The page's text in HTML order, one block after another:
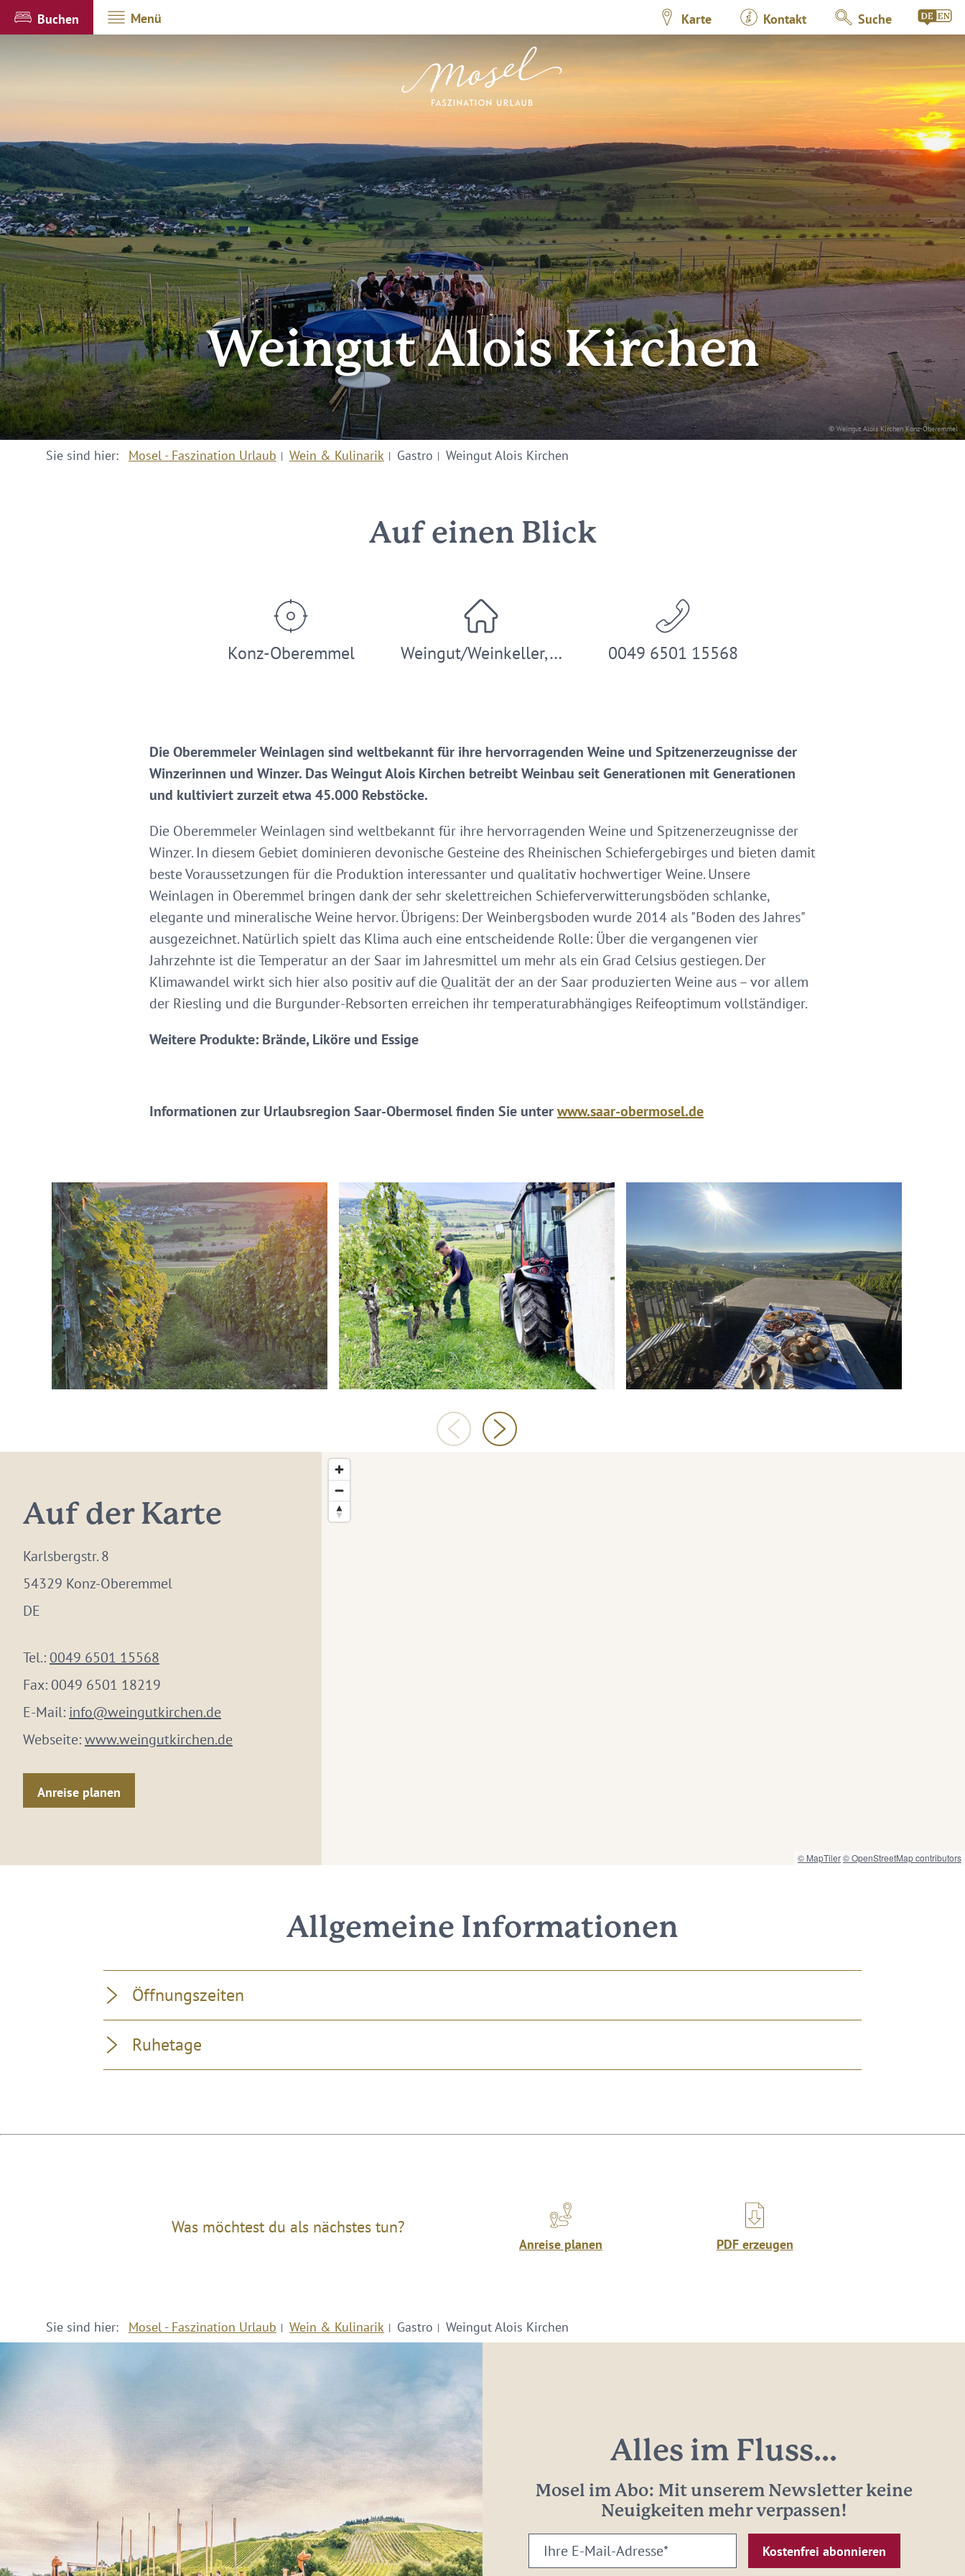
Buchen Menü Karte Kontakt Suche
© Weingut Alois Kirchen Konz-Oberemmel
Weingut Alois Kirchen
Sie sind hier: Mosel - Faszination Urlaub Wein & Kulinarik Gastro Weingut Alois Kirchen
Auf einen Blick
Konz-Oberemmel Weingut/Weinkeller,… 0049 6501 15568
Die Oberemmeler Weinlagen sind weltbekannt für ihre hervorragenden Weine und Spitzenerzeugnisse der
Winzerinnen und Winzer. Das Weingut Alois Kirchen betreibt Weinbau seit Generationen mit Generationen
und kultiviert zurzeit etwa 45.000 Rebstöcke.
Die Oberemmeler Weinlagen sind weltbekannt für ihre hervorragenden Weine und Spitzenerzeugnisse der
Winzer. In diesem Gebiet dominieren devonische Gesteine des Rheinischen Schiefergebirges und bieten damit
beste Voraussetzungen für die Produktion interessanter und qualitativ hochwertiger Weine. Unsere
Weinlagen in Oberemmel bringen dank der sehr skelettreichen Schieferverwitterungsböden schlanke,
elegante und mineralische Weine hervor. Übrigens: Der Weinbergsboden wurde 2014 als "Boden des Jahres"
ausgezeichnet. Natürlich spielt das Klima auch eine entscheidende Rolle: Über die vergangenen vier
Jahrzehnte ist die Temperatur an der Saar im Jahresmittel um mehr als ein Grad Celsius gestiegen. Der
Klimawandel wirkt sich hier also positiv auf die Qualität der an der Saar produzierten Weine aus – vor allem
der Riesling und die Burgunder-Rebsorten erreichen ihr temperaturabhängiges Reifeoptimum vollständiger.
Weitere Produkte: Brände, Liköre und Essige
Informationen zur Urlaubsregion Saar-Obermosel finden Sie unterwww.saar-obermosel.de
Auf der Karte
Karlsbergstr. 8
54329 Konz-Oberemmel
DE
Tel.: 0049 6501 15568
Fax: 0049 6501 18219
E-Mail: info@weingutkirchen.de
Webseite:www.weingutkirchen.de
Anreise planen
© MapTiler© OpenStreetMap contributors
Allgemeine Informationen
Öffnungszeiten
Ruhetage
Was möchtest du als nächstes tun?
Anreise planen PDF erzeugen
Sie sind hier: Mosel - Faszination Urlaub Wein & Kulinarik Gastro Weingut Alois Kirchen
Alles im Fluss...
Mosel im Abo: Mit unserem Newsletter keine
Neuigkeiten mehr verpassen!
Ihre
E-